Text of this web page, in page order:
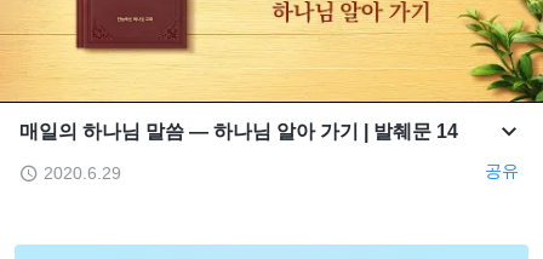
매일의 하나님 말씀 ― 하나님 알아 가기 | 발췌문 14
2020.6.29 공유